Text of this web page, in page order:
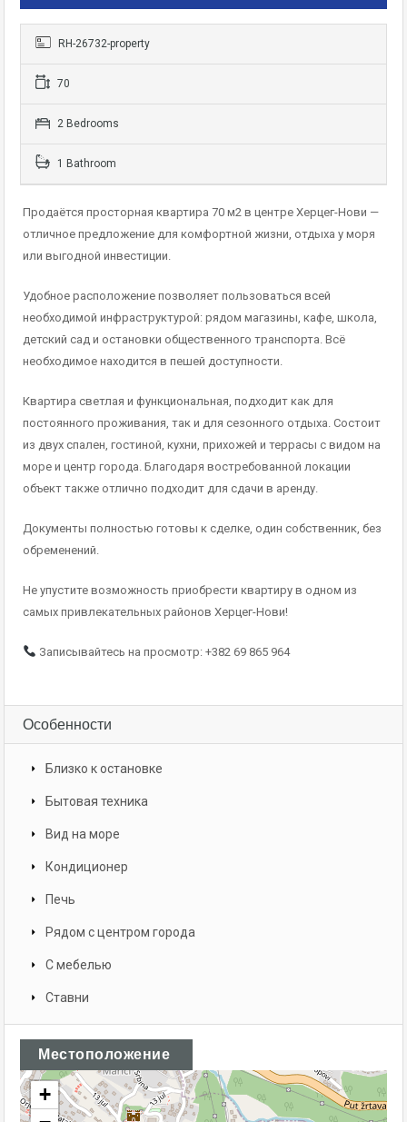
RH-26732-property
70
2 Bedrooms
1 Bathroom
Продаётся просторная квартира 70 м2 в центре Херцег-Нови —
отличное предложение для комфортной жизни, отдыха у моря
или выгодной инвестиции.
Удобное расположение позволяет пользоваться всей
необходимой инфраструктурой: рядом магазины, кафе, школа,
детский сад и остановки общественного транспорта. Всё
необходимое находится в пешей доступности.
Квартира светлая и функциональная, подходит как для
постоянного проживания, так и для сезонного отдыха. Состоит
из двух спален, гостиной, кухни, прихожей и террасы с видом на
море и центр города. Благодаря востребованной локации
объект также отлично подходит для сдачи в аренду.
Документы полностью готовы к сделке, один собственник, без
обременений.
Не упустите возможность приобрести квартиру в одном из
самых привлекательных районов Херцег-Нови!
Записывайтесь на просмотр: +382 69 865 964
Особенности
Близко к остановке
Бытовая техника
Вид на море
Кондиционер
Печь
Рядом с центром города
С мебелью
Ставни
Местоположение
+